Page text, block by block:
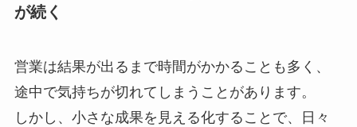
が続く
営業は結果が出るまで時間がかかることも多く、
途中で気持ちが切れてしまうことがあります。
しかし、小さな成果を見える化することで、日々